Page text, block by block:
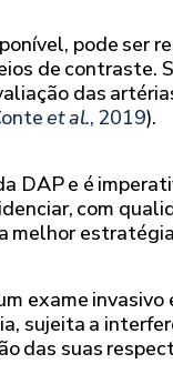
pode ser
de
das
et al., 2019).
DAP e é
com
melhor
exame
sujeita a
das suas